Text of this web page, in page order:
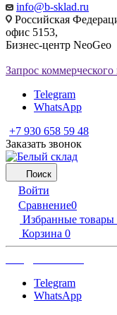
info@b-sklad.ru
Российская
офис 5153,
Бизнес-центр NeoGeo
Запрос
Telegram
WhatsApp
‪+7 930 658 59 48
Заказать звонок
Поиск
Войти
Сравнение0
Избранные товары
Корзина 0
Telegram
WhatsApp